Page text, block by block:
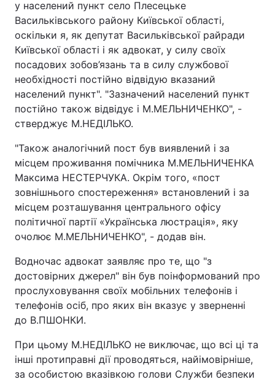
у населений пункт село Плесецьке
Васильківського району Київської області,
оскільки я, як депутат Васильківської райради
Київської області і як адвокат, у силу своїх
посадових зобов’язань та в силу службової
необхідності постійно відвідую вказаний
населений пункт". "Зазначений населений пункт
постійно також відвідує і М.МЕЛЬНИЧЕНКО", -
стверджує М.НЕДІЛЬКО.
"Також аналогічний пост був виявлений і за
місцем проживання помічника М.МЕЛЬНИЧЕНКА
Максима НЕСТЕРЧУКА. Окрім того, «пост
зовнішнього спостереження» встановлений і за
місцем розташування центрального офісу
політичної партії «Українська люстрація», яку
очолює М.МЕЛЬНИЧЕНКО", - додав він.
Водночас адвокат заявляє про те, що "з
достовірних джерел" він був поінформований про
прослуховування своїх мобільних телефонів і
телефонів осіб, про яких він вказує у зверненні
до В.ПШОНКИ.
При цьому М.НЕДІЛЬКО не виключає, що всі ці та
інші протиправні дії проводяться, найімовірніше,
за особистою вказівкою голови Служби безпеки